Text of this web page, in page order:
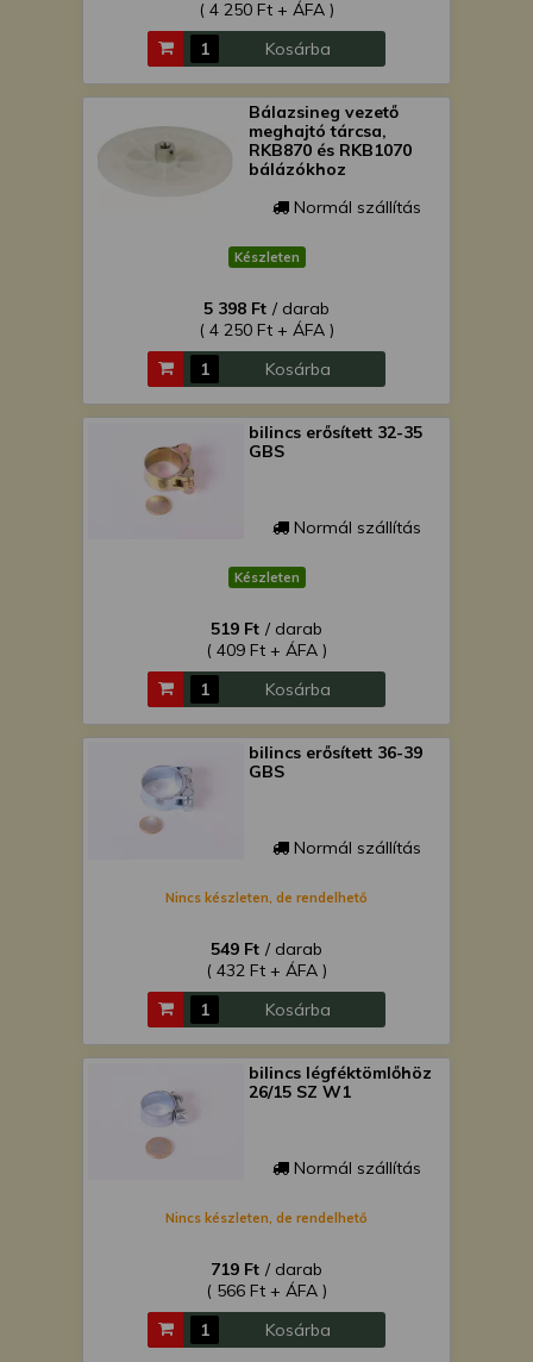
( 4 250 Ft + ÁFA )
Kosárba
Bálazsineg vezető
meghajtó tárcsa,
RKB870 és RKB1070
bálázókhoz
Normál szállítás
Készleten
5 398 Ft / darab
( 4 250 Ft + ÁFA )
Kosárba
bilincs erősített 32-35
GBS
Normál szállítás
Készleten
519 Ft / darab
( 409 Ft + ÁFA )
Kosárba
bilincs erősített 36-39
GBS
Normál szállítás
Nincs készleten, de rendelhető
549 Ft / darab
( 432 Ft + ÁFA )
Kosárba
bilincs légféktömlőhöz
26/15 SZ W1
Normál szállítás
Nincs készleten, de rendelhető
719 Ft / darab
( 566 Ft + ÁFA )
Kosárba